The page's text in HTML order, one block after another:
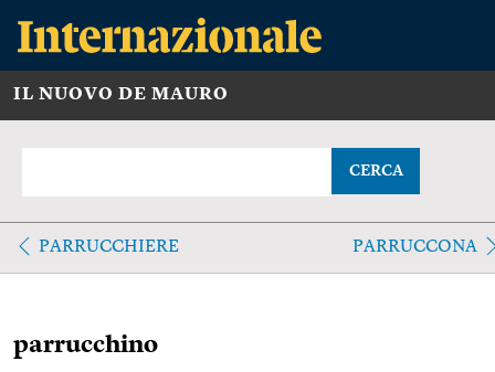
IL NUOVO DE MAURO
CERCA
PARRUCCHIERE PARRUCCONA
parrucchino